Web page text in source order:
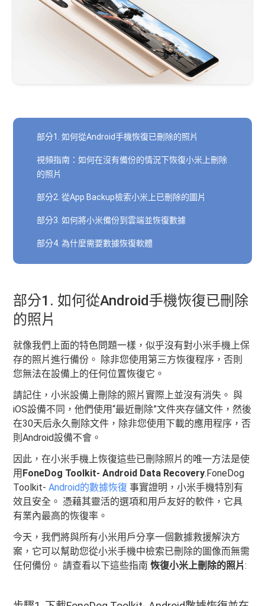
部分1. 如何從Android手機恢復已刪除的照片
視頻指南：如何在沒有備份的情況下恢復小米上刪除
的照片
部分2. 從App Backup檢索小米上已刪除的圖片
部分3. 如何將小米備份到雲端並恢復數據
部分4. 為什麼需要數據恢復軟體
部分1. 如何從Android手機恢復已刪除
的照片
就像我們上面的特色問題一樣，似乎沒有對小米手機上保
存的照片進行備份。 除非您使用第三方恢復程序，否則
您無法在設備上的任何位置恢復它。
請記住，小米設備上刪除的照片實際上並沒有消失。 與
iOS設備不同，他們使用“最近刪除”文件夾存儲文件，然後
在30天后永久刪除文件，除非您使用下載的應用程序，否
則Android設備不會。
因此，在小米手機上恢復這些已刪除照片的唯一方法是使
用 FoneDog Toolkit- Android Data Recovery.FoneDog
Toolkit-Android的數據恢復 事實證明，小米手機特別有
效且安全。 憑藉其靈活的選項和用戶友好的軟件，它具
有業內最高的恢復率。
今天，我們將與所有小米用戶分享一個數據救援解決方
案，它可以幫助您從小米手機中檢索已刪除的圖像而無需
任何備份。 請查看以下這些指南恢復小米上刪除的照片: